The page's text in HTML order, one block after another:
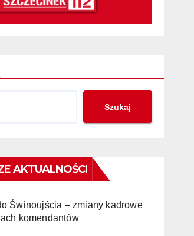
Szukaj
AKTUALNOŚCI
Świnoujścia – zmiany kadrowe
komendantów